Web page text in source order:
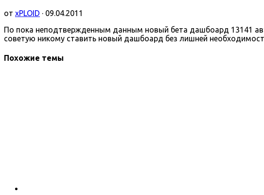
от xPLOID · 09.04.2011
По пока неподтвержденным данным новый бета дашбоард 13141
советую никому ставить новый дашбоард без лишней
Похожие темы